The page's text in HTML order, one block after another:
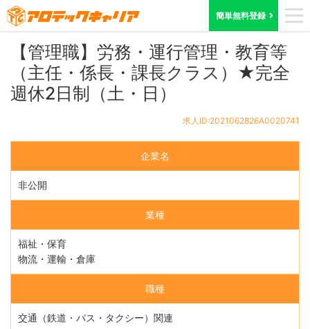
簡単無料登録
ホーム 求人検索 京都府 求人ID:2021062826A0020741
【管理職】労務・運行管理・教育等
（主任・係長・課長クラス）★完全
週休2日制（土・日）
求人ID:2021062826A0020741
企業名
非公開
業種
福祉・保育
物流・運輸・倉庫
職種
交通（鉄道・バス・タクシー）関連